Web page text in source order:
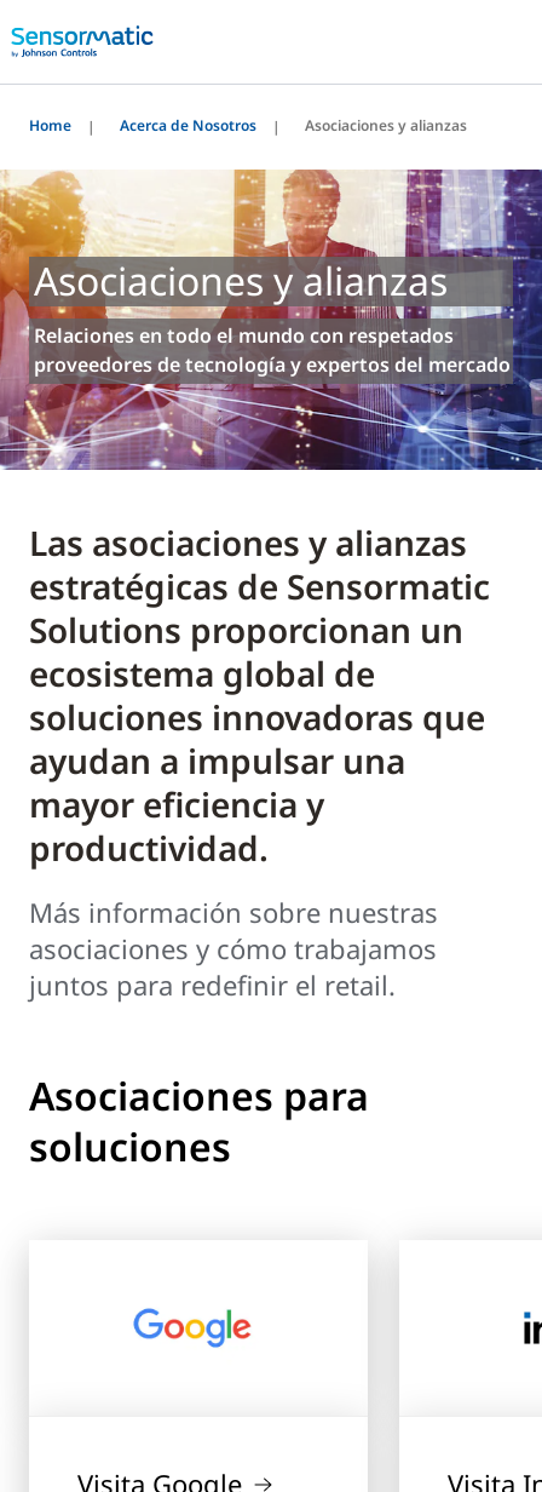
Home Acerca de Nosotros Asociaciones y alianzas
Asociaciones y alianzas
Relaciones en todo el mundo con respetados
proveedores de tecnología y expertos del mercado
Las asociaciones y alianzas
estratégicas de Sensormatic
Solutions proporcionan un
ecosistema global de
soluciones innovadoras que
ayudan a impulsar una
mayor eficiencia y
productividad.
Más información sobre nuestras
asociaciones y cómo trabajamos
juntos para redefinir el retail.
Asociaciones para
soluciones
Visita Google Visita